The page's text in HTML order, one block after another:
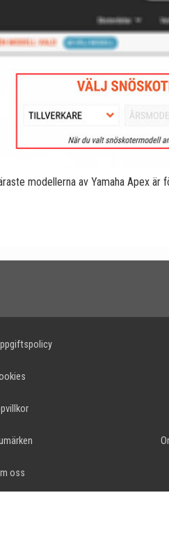
modellerna av Yamaha Apex är
oss